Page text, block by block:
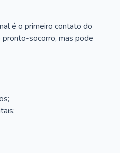
é o primeiro contato do
socorro, mas pode